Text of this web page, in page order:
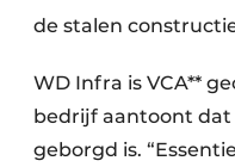
de stalen
WD Infra is VCA**
bedrijf aantoont
geborgd is.